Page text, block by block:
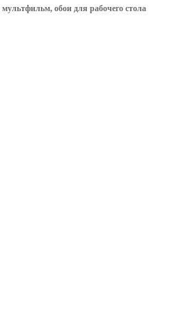
обои для рабочего стола